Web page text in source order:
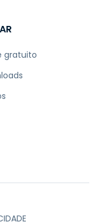
gratuito